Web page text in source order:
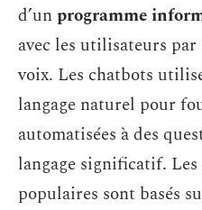
d’unprogramme
avec les utilisateurs
voix. Les chatbots
langage naturel pour
automatisées à des
langage significatif.
populaires sont basés